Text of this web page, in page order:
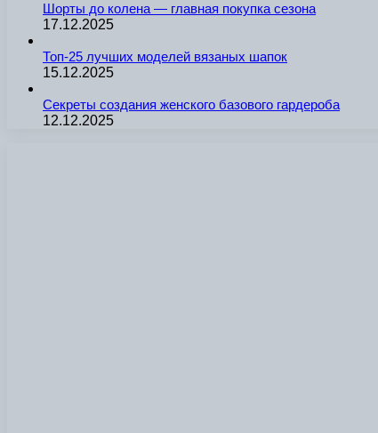
Шорты до колена — главная покупка сезона
17.12.2025
Топ-25 лучших моделей вязаных шапок
15.12.2025
Секреты создания женского базового гардероба
12.12.2025